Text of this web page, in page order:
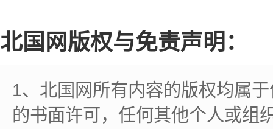
北国网版权与免责声明：
1、北国网所有内容的版权均属
的书面许可，任何其他个人或组